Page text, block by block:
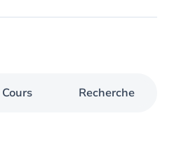
Cours Recherche